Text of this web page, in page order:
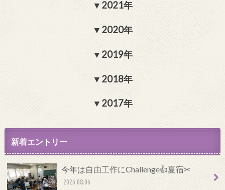
2021年
2020年
2019年
2018年
2017年
新着エントリー
今年は自由工作にChallenge👍夏宿✂
2026.08.06